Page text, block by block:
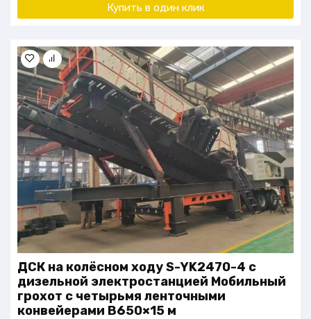
Купить в один клик
ДСК на колёсном ходу S-YK2470-4 с
дизельной электростанцией Мобильный
грохот с четырьмя ленточными
конвейерами B650×15 м